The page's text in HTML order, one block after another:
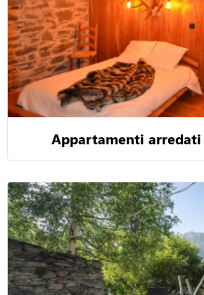
Appartamenti